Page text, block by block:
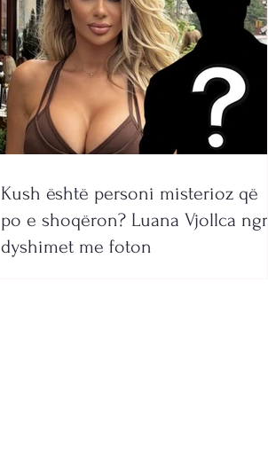
Kush është personi misterioz që
po e shoqëron? Luana Vjollca ngre
dyshimet me foton